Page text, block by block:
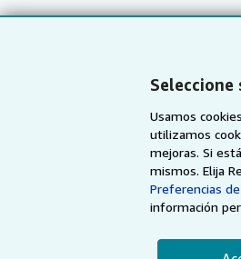
Seleccione
Usamos
utilizamos
mejoras. Si
mismos. Elija
Preferencias
información